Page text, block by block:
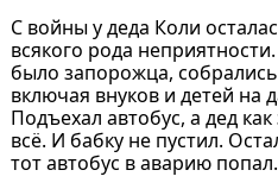
С войны у деда Коли
всякого рода
было запорожца,
включая внуков и детей на
Подъехал автобус, а дед
всё. И бабку не пустил.
тот автобус в аварию